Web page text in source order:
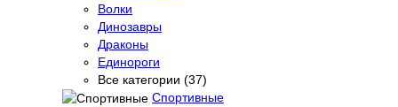
Волки
Динозавры
Драконы
Единороги
Все категории (37)
Спортивные